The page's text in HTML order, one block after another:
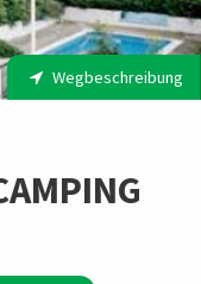
Wegbeschreibung